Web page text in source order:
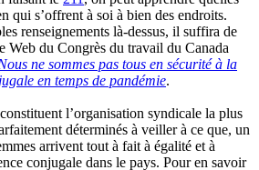
qui s’offrent à soi à bien des endroits.
renseignements là-dessus, il suffira de
Web du Congrès du travail du Canada
ne sommes pas tous en sécurité à la
en temps de pandémie.
l’organisation syndicale la plus
déterminés à veiller à ce que, un
arrivent tout à fait à égalité et à
conjugale dans le pays. Pour en savoir